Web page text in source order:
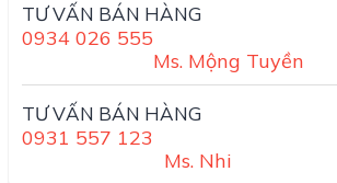
TƯ VẤN BÁN HÀNG
0934 026 555
Ms. Mộng Tuyền
TƯ VẤN BÁN HÀNG
0931 557 123
Ms. Nhi